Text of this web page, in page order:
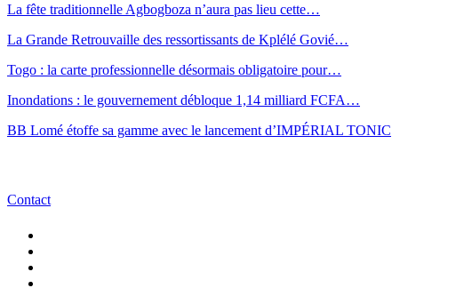
La fête traditionnelle Agbogboza n’aura pas lieu cette…
La Grande Retrouvaille des ressortissants de Kplélé Govié…
Togo : la carte professionnelle désormais obligatoire pour…
Inondations : le gouvernement débloque 1,14 milliard FCFA…
BB Lomé étoffe sa gamme avec le lancement d’IMPÉRIAL TONIC
Contact